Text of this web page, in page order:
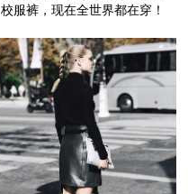
校服裤，现在全世界都在穿！